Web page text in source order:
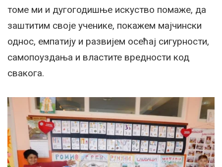
томе ми и дугогодишње искуство помаже, да
заштитим своје ученике, покажем мајчински
однос, емпатију и развијем осећај сигурности,
самопоуздања и властите вредности код
свакога.